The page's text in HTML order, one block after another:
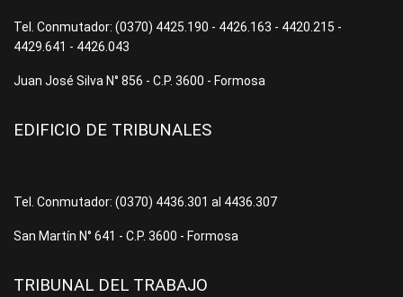
Tel. Conmutador: (0370) 4425.190 - 4426.163 - 4420.215 -
4429.641 - 4426.043
Juan José Silva N° 856 - C.P. 3600 - Formosa
EDIFICIO DE TRIBUNALES
Tel. Conmutador: (0370) 4436.301 al 4436.307
San Martín N° 641 - C.P. 3600 - Formosa
TRIBUNAL DEL TRABAJO